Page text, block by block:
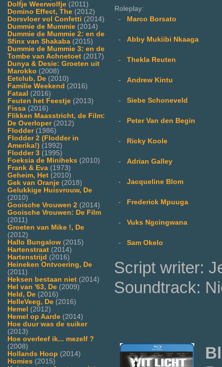
Dolfje Weerwolfje (2011)
Domino Effect, The (2012)
Dorsvloer vol Confetti (2014)
Dummie de Mummie (2014)
Dummie de Mummie 2: en de
Sfinx van Shakaba (2015)
Dummie de Mummie 3: en de
Tombe van Achnetoet (2017)
Dunya & Desie: Groeten uit
Marokko (2008)
Eetclub, De (2010)
Familie Weekend (2016)
Fataal (2016)
Feuten het Feestje (2013)
Fissa (2016)
Flikken Maasstricht, de Film:
De Overloper(2012)
Flodder(1986)
Flodder 2 (Flodder in
Amerika!) (1992)
Flodder 3 (1995)
Foeksia de Miniheks (2010)
Frank & Eva (1973)
Geheim, Het (2010)
Gek van Oranje (2018)
Gelukkige Huisvrouw, De
(2010)
Gooische Vrouwen 2 (2014)
Gooische Vrouwen: De Film
(2011)
Groeten van Mike !, De
(2012)
Hallo Bungalow (2015)
Hartenstraat (2014)
Hartenstrijd (2016)
Heineken Ontvoering, De
(2011)
Heksen bestaan niet (2014)
Hel van '63, De (2009)
Held, De (2016)
HelleVeeg, De (2016)
Hemel (2012)
Hemel op Aarde (2014)
Hoe duur was de suiker
(2013)
Hoe overleef ik... mezelf ?
(2008)
Hollands Hoop (2014)
Homies (2015)
Roleplay:
-
Marco Borsato
- Abby Mukiibi Nkaaga
- Thekla Reuten
- Andrew Kintu
- Siebe Schoneveld
- Peter Van den Begin
- Ricky Koole
- Adrian Galley
- Jacqueline Blom
- Frederick Mpuuga
- Vuks Ngcingwana
- Sam Okelo
Script writer:
Soundtrack: